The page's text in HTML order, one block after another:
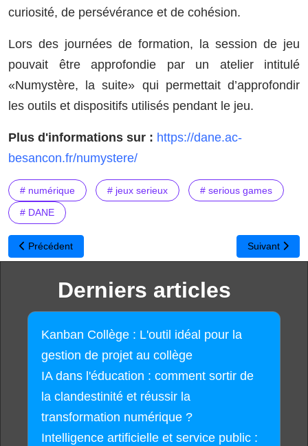
curiosité, de persévérance et de cohésion.
Lors des journées de formation, la session de jeu
pouvait être approfondie par un atelier intitulé
«Numystère, la suite» qui permettait d’approfondir
les outils et dispositifs utilisés pendant le jeu.
Plus d'informations sur : https://dane.ac-
besancon.fr/numystere/
# numérique # jeux serieux # serious games
# DANE
Article précédent : S'CAPE : une plateforme de partage d’escape
Précédent Article
Suivant
Derniers articles
Kanban Collège : L'outil idéal pour la
gestion de projet au collège
IA dans l'éducation : comment sortir de
la clandestinité et réussir la
transformation numérique ?
Intelligence artificielle et service public :